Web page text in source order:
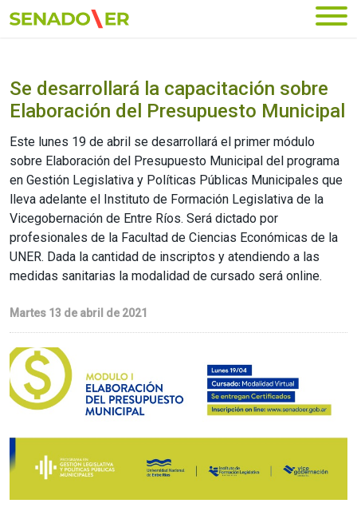
Ir al menú principal
Se desarrollará la capacitación sobre
Elaboración del Presupuesto Municipal
Este lunes 19 de abril se desarrollará el primer módulo
sobre Elaboración del Presupuesto Municipal del programa
en Gestión Legislativa y Políticas Públicas Municipales que
lleva adelante el Instituto de Formación Legislativa de la
Vicegobernación de Entre Ríos. Será dictado por
profesionales de la Facultad de Ciencias Económicas de la
UNER. Dada la cantidad de inscriptos y atendiendo a las
medidas sanitarias la modalidad de cursado será online.
Martes 13 de abril de 2021